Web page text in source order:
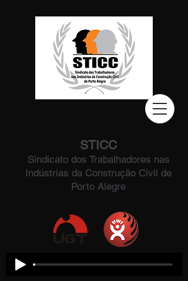
STICC
Sindicato dos Trabalhadores nas
Indústrias da Construção Civil de
Porto Alegre